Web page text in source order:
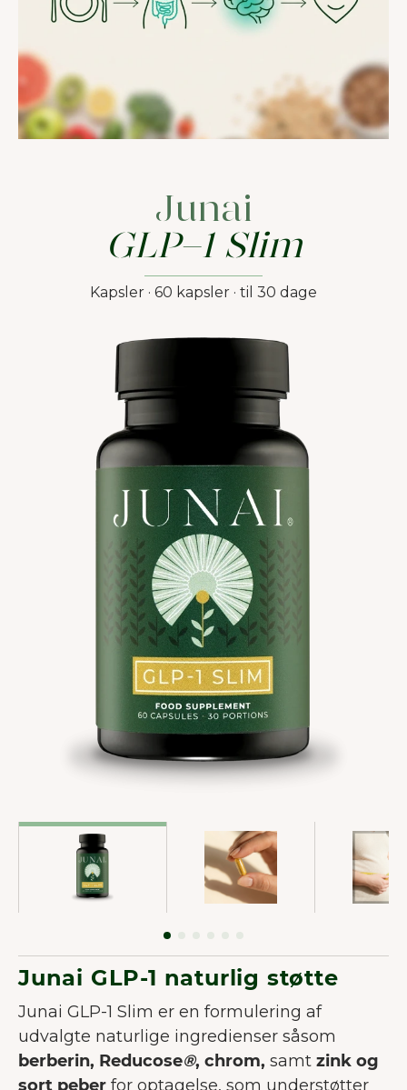
Junai
GLP-1 Slim
Kapsler · 60 kapsler · til 30 dage
Junai GLP-1 naturlig støtte
Junai GLP-1 Slim er en formulering af
udvalgte naturlige ingredienser såsom
berberin, Reducose®, chrom, samt zink og
sort peber for optagelse, som understøtter